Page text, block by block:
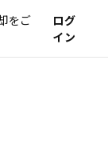
をご
ログ
イン